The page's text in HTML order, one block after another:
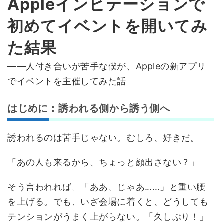
Appleインビテーションで
初めてイベントを開いてみ
た結果
――人付き合いが苦手な僕が、Appleの新アプリ
でイベントを主催してみた話
はじめに：誘われる側から誘う側へ
誘われるのは苦手じゃない。むしろ、好きだ。
「あの人も来るから、ちょっと顔出さない？」
そう言われれば、「ああ、じゃあ……」と重い腰
を上げる。でも、いざ会場に着くと、どうしても
テンションがうまく上がらない。「久しぶり！」